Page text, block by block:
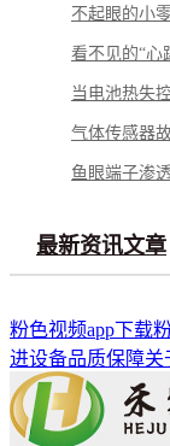
最新资讯文章
粉色视频app下载
进设备品质保障关